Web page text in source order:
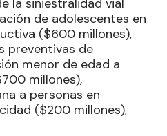
la siniestralidad vial
de adolescentes en
($600 millones),
preventivas de
menor de edad a
millones),
a personas en
($200 millones),